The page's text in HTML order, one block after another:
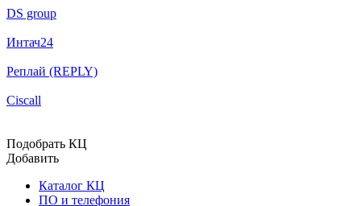
DS group
Интач24
Реплай (REPLY)
Ciscall
Подобрать КЦ
Добавить
Каталог КЦ
ПО и телефония